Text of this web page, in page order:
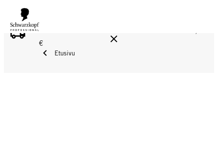
ILMAINEN TOIMITUS YLI 160 € TILAUKSIIN!
€
Etusivu